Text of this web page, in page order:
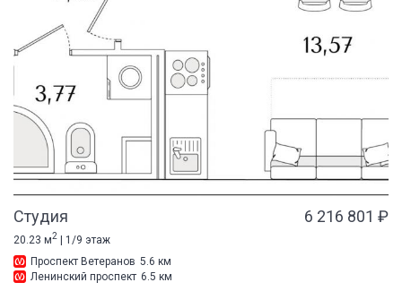
Студия 6 216 801 ₽
20.23 м2
| 1/9 этаж
Проспект Ветеранов 5.6 км
Ленинский проспект 6.5 км